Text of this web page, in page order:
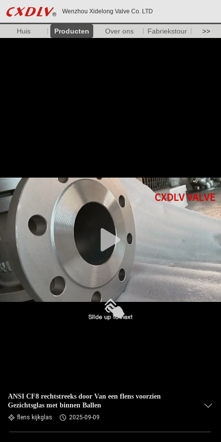
Wenzhou Xidelong Valve Co. LTD
Huis Producten Over ons Fabriekstour >>
ANSI CF8 rechtstreeks door Van een flens voorzien
Gezichtsglas met binnen Ballen
flens kijkglas 2025-09-09